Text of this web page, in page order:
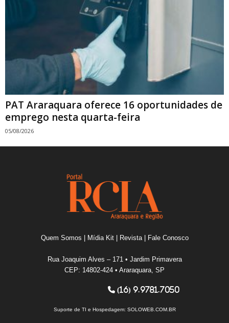
PAT Araraquara oferece 16 oportunidades de
emprego nesta quarta-feira
05/08/2026
Quem Somos Mídia Kit| Revista| Fale Conosco
Rua Joaquim Alves – 171 • Jardim Primavera
CEP: 14802-424 • Araraquara, SP
(16) 9.9781.7050
Suporte de TI e Hospedagem: SOLOWEB.COM.BR